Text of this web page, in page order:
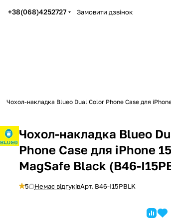
+38(068)4252727 Замовити дзвінок
Чохол-накладка Blueo Dual Color Phone Case для
Чохол-накладка Blueo
Phone Case для iPhone
MagSafe Black (B46-
5 Немає відгуківАрт. B46-I15PBLK